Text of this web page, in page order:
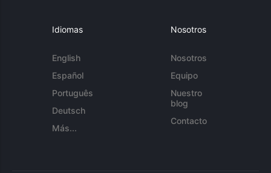
Idiomas
English
Español
Português
Deutsch
Más...
Nosotros
Nosotros
Equipo
Nuestro
blog
Contacto